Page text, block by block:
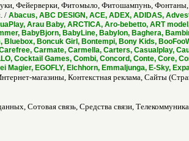
Фейерверки, Фитомыло, Фитошампунь,
/ Abacus, ABC DESIGN, ACE, ADEX, ADIDAS,
Arau Baby, ARCTICA, Aro-bebetto, ART
BabyBjorn, BabyLine, Babylon, Baghera,
Bluebox, Boncuk Girl, Bontempi, Bony Kids,
Carmate, Carmella, Carters, Casualplay,
Cocktail Games, Combi, Concord, Conte, Core,
EGOFLY, Elchhorn, Emmaljunga, E-Sky,
магазины, Контекстная реклама, Сайты
Сотовая связь, Средства связи,